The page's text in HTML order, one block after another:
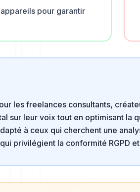
pour garantir
les freelances consultants,
sur leur voix tout en optimisant la
à ceux qui cherchent une
privilégient la conformité RGPD